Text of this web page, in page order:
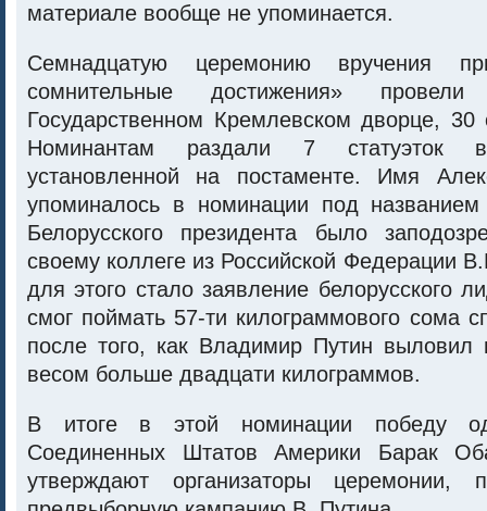
материале вообще не упоминается.
Семнадцатую церемонию вручения
сомнительные достижения»
Государственном Кремлевском дворце, 30
Номинантам раздали 7
установленной на постаменте. Имя
упоминалось в номинации под
Белорусского президента было
своему коллеге из Российской Федерации
для этого стало заявление белорусского
смог поймать 57-ти килограммового сома
после того, как Владимир Путин выловил
весом больше двадцати килограммов.
В итоге в этой номинации победу
Соединенных Штатов Америки Барак
утверждают организаторы церемонии,